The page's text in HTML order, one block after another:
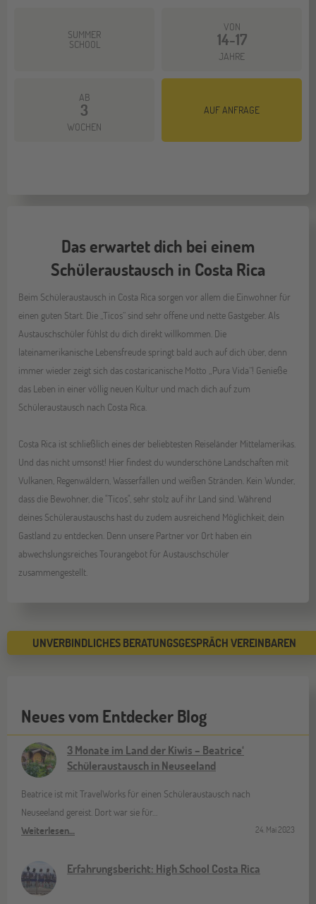
SUMMER
SCHOOL
VON
14-17
JAHRE
AB
3
WOCHEN
AUF ANFRAGE
Das erwartet dich bei einem
Schüleraustausch in Costa Rica
Beim Schüleraustausch in Costa Rica sorgen vor allem die Einwohner für
einen guten Start. Die „Ticos“ sind sehr offene und nette Gastgeber. Als
Austauschschüler fühlst du dich direkt willkommen. Die
lateinamerikanische Lebensfreude springt bald auch auf dich über, denn
immer wieder zeigt sich das costaricanische Motto „Pura Vida“! Genieße
das Leben in einer völlig neuen Kultur und mach dich auf zum
Schüleraustausch nach Costa Rica.
Costa Rica ist schließlich eines der beliebtesten Reiseländer Mittelamerikas.
Und das nicht umsonst! Hier findest du wunderschöne Landschaften mit
Vulkanen, Regenwäldern, Wasserfällen und weißen Stränden. Kein Wunder,
dass die Bewohner, die "Ticos", sehr stolz auf ihr Land sind. Während
deines Schüleraustauschs hast du zudem ausreichend Möglichkeit, dein
Gastland zu entdecken. Denn unsere Partner vor Ort haben ein
abwechslungsreiches Tourangebot für Austauschschüler
zusammengestellt.
UNVERBINDLICHES BERATUNGSGESPRÄCH VEREINBAREN
Neues vom Entdecker Blog
3 Monate im Land der Kiwis – Beatrice‘
Schüleraustausch in Neuseeland
Beatrice ist mit TravelWorks für einen Schüleraustausch nach
Neuseeland gereist. Dort war sie für…
Weiterlesen…
24. Mai 2023
Erfahrungsbericht: High School Costa Rica